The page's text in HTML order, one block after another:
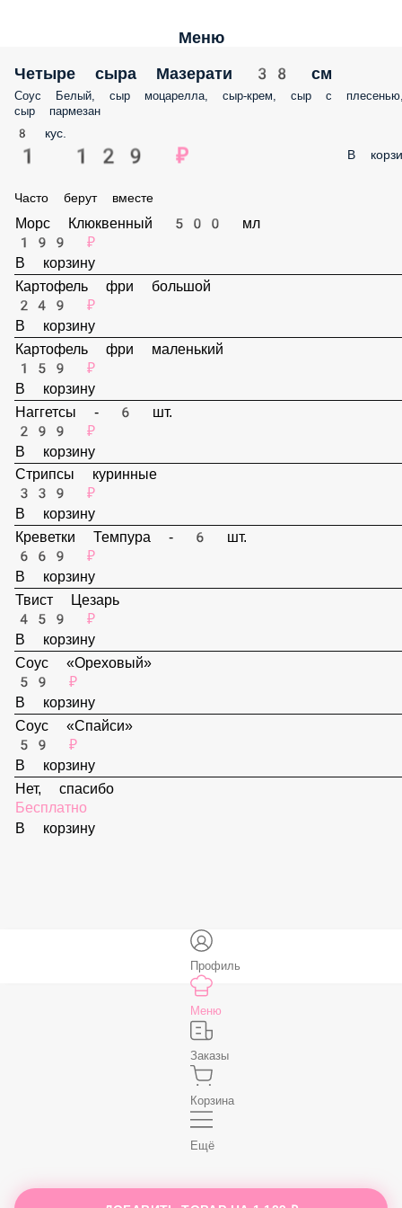
Меню
Четыре сыра Мазерати 38 см
Соус Белый, сыр моцарелла, сыр-крем, сыр с плесенью, сыр
8 кус.
1 129 ₽
Морс Клюквенный 500 мл
199 ₽
В корзину
Картофель фри большой
249 ₽
В корзину
Картофель фри маленький
159 ₽
В корзину
Наггетсы - 6 шт.
299 ₽
В корзину
Стрипсы куринные
339 ₽
В корзину
Креветки Темпура - 6 шт.
В корзину
459 ₽
В корзину
Соус «Ореховый»
59 ₽
В корзину
Профиль
Меню
Заказы